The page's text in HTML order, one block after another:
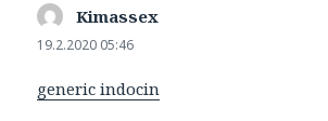
Kimassex
19.2.2020 05:46
generic indocin